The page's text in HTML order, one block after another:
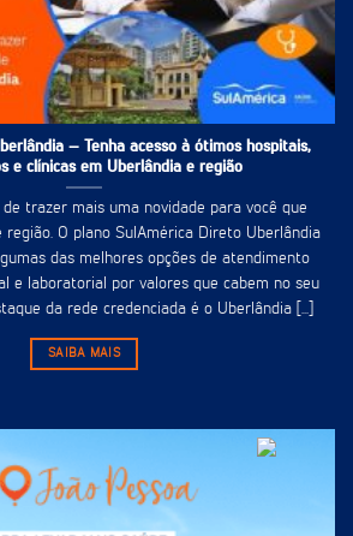
– Tenha acesso à ótimos hospitais,
e clínicas em Uberlândia e região
trazer mais uma novidade para você que
região. O plano SulAmérica Direto Uberlândia
das melhores opções de atendimento
e laboratorial por valores que cabem no seu
da rede credenciada é o Uberlândia [...]
SAIBA MAIS